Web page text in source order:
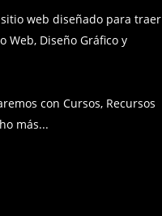
web diseñado para traer
Web, Diseño Gráfico y
con Cursos, Recursos
más...